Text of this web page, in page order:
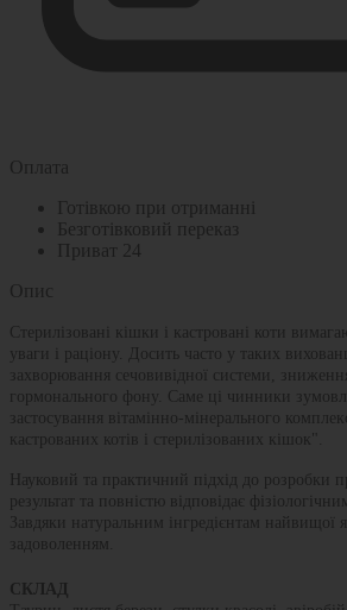
Оплата
Готівкою при отриманні
Безготівковий переказ
Приват 24
Опис
Стерилізовані кішки і кастровані коти
уваги і раціону. Досить часто у таких
захворювання сечовивідної системи,
гормонального фону. Саме ці чинники
застосування вітамінно-мінерального
кастрованих котів і стерилізованих кішок".
Науковий та практичний підхід до розробки
результат та повністю відповідає
Завдяки натуральним інгредієнтам найвищої
задоволенням.
СКЛАД